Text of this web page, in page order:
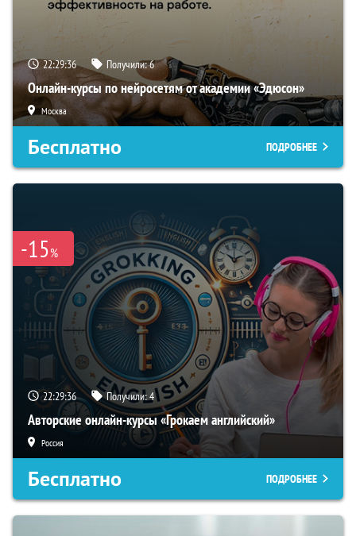
22:29:35 Получили:6
Онлайн-курсы по нейросетям от академии «Эдюсон»
Москва
Бесплатно ПОДРОБНЕЕ
-15%
22:29:35 Получили:4
Авторские онлайн-курсы «Грокаем английский»
Россия
Бесплатно ПОДРОБНЕЕ